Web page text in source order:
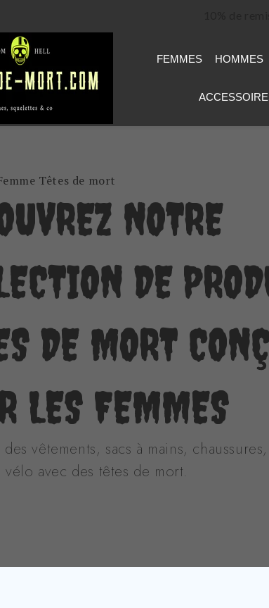
FEMMES HOMMES
Têtes de mort
NOTRE
DE
DE MORT
LES FEMMES
vêtements, sacs à mains,
vélo avec des têtes de mort.